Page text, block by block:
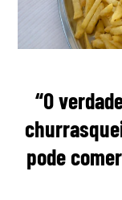
“O
pode